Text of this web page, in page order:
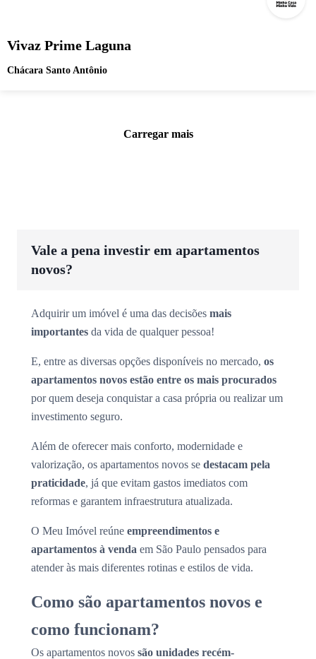
Vivaz Prime Laguna
Chácara Santo Antônio
Carregar mais
Vale a pena investir em apartamentos
novos?
Adquirir um imóvel é uma das decisões mais
importantes da vida de qualquer pessoa!
E, entre as diversas opções disponíveis no mercado, os
apartamentos novos estão entre os mais procurados
por quem deseja conquistar a casa própria ou realizar um
investimento seguro.
Além de oferecer mais conforto, modernidade e
valorização, os apartamentos novos se destacam pela
praticidade, já que evitam gastos imediatos com
reformas e garantem infraestrutura atualizada.
O Meu Imóvel reúne empreendimentos e
apartamentos à venda em São Paulo pensados para
atender às mais diferentes rotinas e estilos de vida.
Como são apartamentos novos e
como funcionam?
Os apartamentos novos são unidades recém-